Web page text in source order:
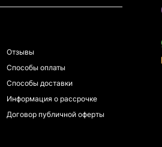
Отзывы
Способы оплаты
Способы доставки
Информация о рассрочке
Договор публичной оферты